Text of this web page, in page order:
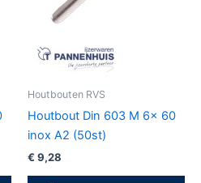
Houtbouten RVS
Houtbout Din 603 M 6x 60
inox A2 (50st)
€ 9,28